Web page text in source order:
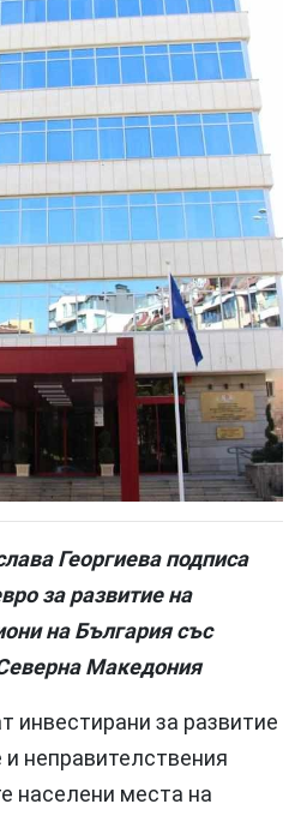
Георгиева подписа
за развитие на
на България със
Македония
инвестирани за развитие
неправителствения
населени места на